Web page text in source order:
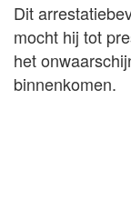
Dit
mocht hij tot
het
binnenkomen.